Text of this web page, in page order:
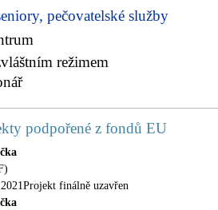
pečovatelské služby
režimem
podpořené z fondů EU
finálně uzavřen